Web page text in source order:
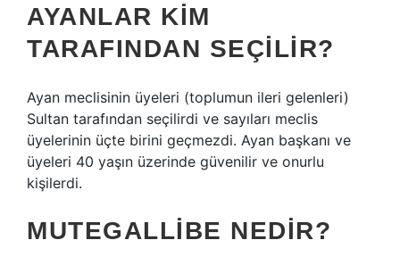
AYANLAR KIM
TARAFINDAN SEÇILIR?
Ayan meclisinin üyeleri (toplumun ileri gelenleri)
Sultan tarafından seçilirdi ve sayıları meclis
üyelerinin üçte birini geçmezdi. Ayan başkanı ve
üyeleri 40 yaşın üzerinde güvenilir ve onurlu
kişilerdi.
MUTEGALLIBE NEDIR?